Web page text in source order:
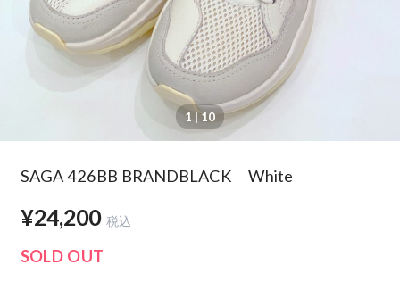
1 | 10
SAGA 426BB BRANDBLACK White
¥24,200 税込
SOLD OUT